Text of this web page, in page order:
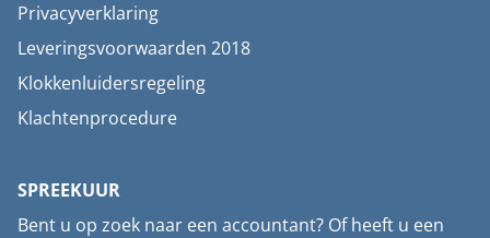
Privacyverklaring
Leveringsvoorwaarden 2018
Klokkenluidersregeling
Klachtenprocedure
SPREEKUUR
Bent u op zoek naar een accountant? Of heeft u een